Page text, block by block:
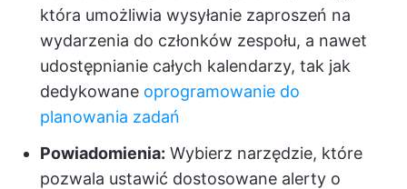
która umożliwia wysyłanie zaproszeń na
wydarzenia do członków zespołu, a nawet
udostępnianie całych kalendarzy, tak jak
dedykowane oprogramowanie do
planowania zadań
Powiadomienia: Wybierz narzędzie, które
pozwala ustawić dostosowane alerty o